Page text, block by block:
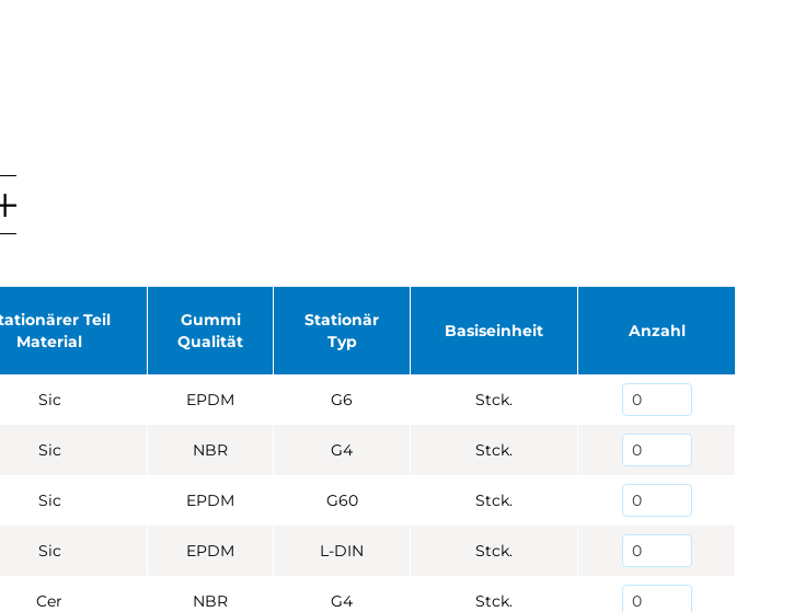
Teil
Material
Gummi
Qualität
Stationär
Typ
Basiseinheit Anzahl
Sic EPDM G6 Stck.
Sic NBR G4 Stck.
Sic EPDM G60 Stck.
Sic EPDM L-DIN Stck.
Cer NBR G4 Stck.